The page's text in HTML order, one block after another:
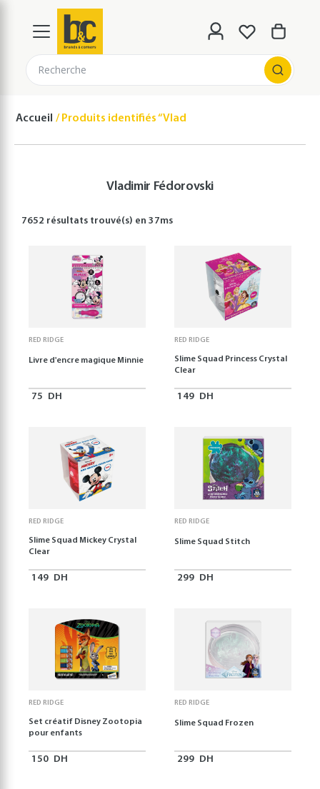
Recherche
Accueil Produits identifiés “Vladimir Fédorovski”
Vladimir Fédorovski
7652 résultats trouvé(s) en37ms
RED RIDGE
Livre d'encre magique Minnie
75 DH
RED RIDGE
Slime Squad Princess Crystal
Clear
149 DH
RED RIDGE
Slime Squad Mickey Crystal
Clear
149 DH
RED RIDGE
Slime Squad Stitch
299 DH
RED RIDGE
Set créatif Disney Zootopia
pour enfants
150 DH
RED RIDGE
Slime Squad Frozen
299 DH